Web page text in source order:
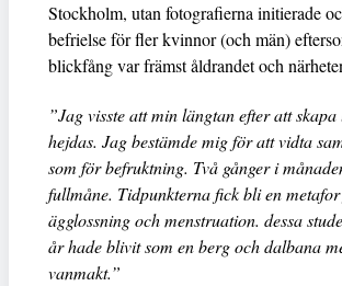
Stockholm, utan fotografierna initierade
befrielse för fler kvinnor (och män)
blickfång var främst åldrandet och
”Jag visste att min längtan efter att
hejdas. Jag bestämde mig för att vidta
som för befruktning. Två gånger i
fullmåne. Tidpunkterna fick bli en
ägglossning och menstruation. dessa
år hade blivit som en berg och dalbana
vanmakt.”